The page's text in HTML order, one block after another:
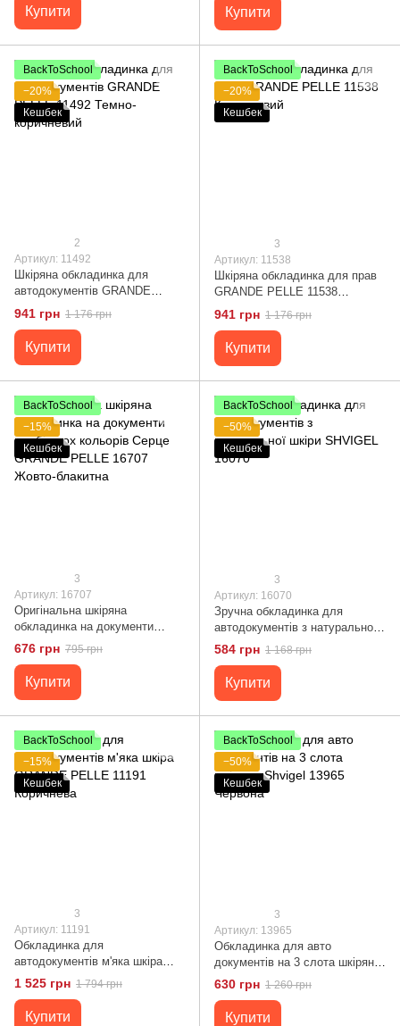
Купити Купити
BackToSchool
−20%
Кешбек
2
Артикул: 11492
Шкіряна обкладинка для
автодокументів GRANDE
PELLE 11492 Темно-
коричневий
941 грн 1 176 грн
Купити
BackToSchool
−20%
Кешбек
3
Артикул: 11538
Шкіряна обкладинка для прав
GRANDE PELLE 11538
Коричневий
941 грн 1 176 грн
Купити
BackToSchool
−15%
Кешбек
3
Артикул: 16707
Оригінальна шкіряна
обкладинка на документи
комбі двох кольорів Серце
GRANDE PELLE 16707 Жовто-
блакитна
676 грн 795 грн
Купити
BackToSchool
−50%
Кешбек
3
Артикул: 16070
Зручна обкладинка для
автодокументів з натуральної
шкіри SHVIGEL 16070
584 грн 1 168 грн
Купити
BackToSchool
−15%
Кешбек
3
Артикул: 11191
Обкладинка для
автодокументів м'яка шкіра
GRANDE PELLE 11191
Коричнева
1 525 грн 1 794 грн
Купити
BackToSchool
−50%
Кешбек
3
Артикул: 13965
Обкладинка для авто
документів на 3 слота шкіряна
Shvigel 13965 Червона
630 грн 1 260 грн
Купити